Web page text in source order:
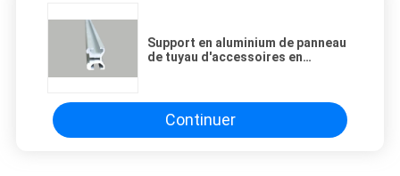
Support en aluminium de panneau
de tuyau d'accessoires en
Continuer